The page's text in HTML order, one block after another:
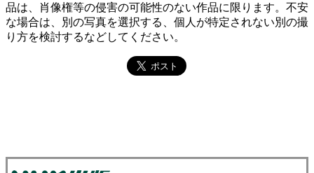
品は、肖像権等の侵害の可能性のない作品に限ります。不安
な場合は、別の写真を選択する、個人が特定されない別の撮
り方を検討するなどしてください。